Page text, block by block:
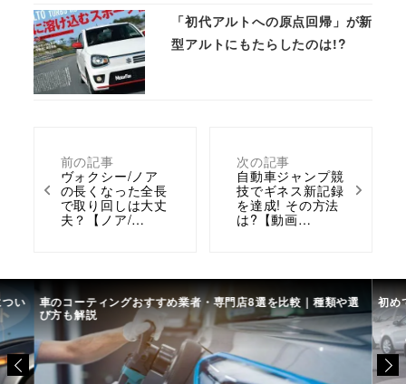
前の記事
ヴォクシー/ノア
の長くなった全長
で取り回しは大丈
夫？【ノア/…
次の記事
自動車ジャンプ競
技でギネス新記録
を達成! その方法
は?【動画…
「初代アルトへの原点回帰」が新
型アルトにもたらしたのは!?
い 車のコーティングおすすめ業者・専門店8選を比較｜種類や選
び方も解説
初め